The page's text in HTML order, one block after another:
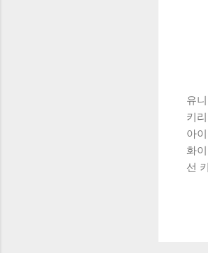
유
키
아
화
선